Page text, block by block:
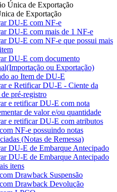
Única de Exportação
de Exportação
DU-E com NF-e
DU-E com mais de 1 NF-e
DU-E com NF-e que possui mais
DU-E com documento
ou Exportação)
ao Item de DU-E
e Retificar DU-E - Ciente da
de pré-registro
e retificar DU-E com nota
de valor e/ou quantidade
e retificar DU-E com atributos
NF-e possuindo notas
(Notas de Remessa)
DU-E de Embarque Antecipado
DU-E de Embarque Antecipado
itens
Drawback Suspensão
Drawback Devolução